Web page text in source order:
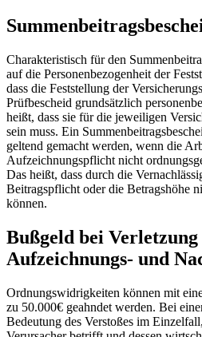
Charakteristisch für den
auf die Personenbezogenheit der
dass die Feststellung der
Prüfbescheid grundsätzlich
heißt, dass sie für die jeweiligen
sein muss. Ein
geltend gemacht werden, wenn die
Aufzeichnungspflicht nicht
Das heißt, dass durch die
Beitragspflicht oder die Betragshöhe
können.
Bußgeld bei Verletzung
Aufzeichnungs- und
Ordnungswidrigkeiten können mit
zu 50.000€ geahndet werden. Bei
Bedeutung des Verstoßes im